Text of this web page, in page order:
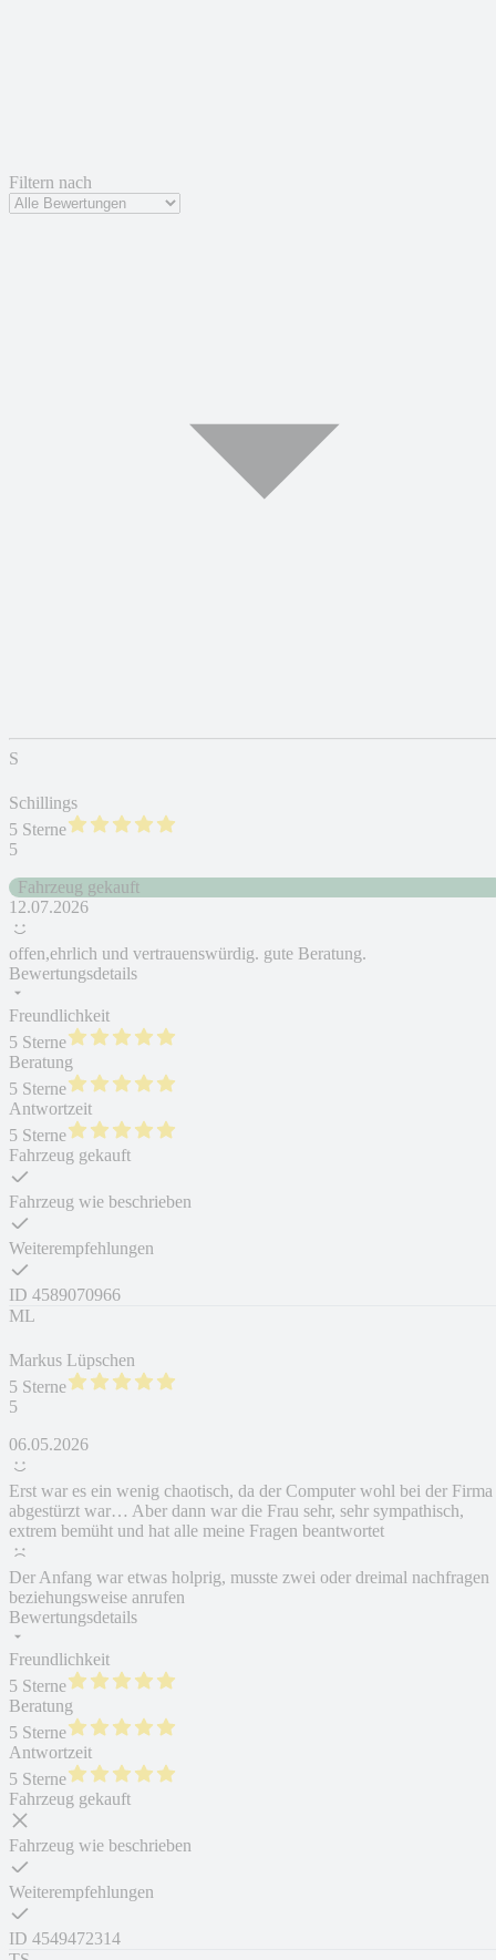
Filtern nach
S
Schillings
5 Sterne
5
Fahrzeug gekauft
12.07.2026
offen,ehrlich und vertrauenswürdig. gute Beratung.
Bewertungsdetails
Freundlichkeit
5 Sterne
Beratung
5 Sterne
Antwortzeit
5 Sterne
Fahrzeug gekauft
Fahrzeug wie beschrieben
Weiterempfehlungen
ID 4589070966
ML
Markus Lüpschen
5 Sterne
5
06.05.2026
Erst war es ein wenig chaotisch, da der Computer wohl bei der Firma
abgestürzt war… Aber dann war die Frau sehr, sehr sympathisch,
extrem bemüht und hat alle meine Fragen beantwortet
Der Anfang war etwas holprig, musste zwei oder dreimal nachfragen
beziehungsweise anrufen
Bewertungsdetails
Freundlichkeit
5 Sterne
Beratung
5 Sterne
Antwortzeit
5 Sterne
Fahrzeug gekauft
Fahrzeug wie beschrieben
Weiterempfehlungen
ID 4549472314